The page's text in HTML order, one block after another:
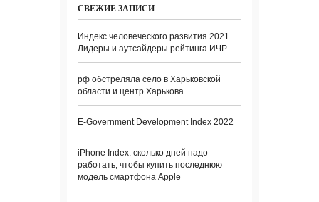
СВЕЖИЕ ЗАПИСИ
Индекс человеческого развития 2021.
Лидеры и аутсайдеры рейтинга ИЧР
рф обстреляла село в Харьковской
области и центр Харькова
E-Government Development Index 2022
iPhone Index: сколько дней надо
работать, чтобы купить последнюю
модель смартфона Apple